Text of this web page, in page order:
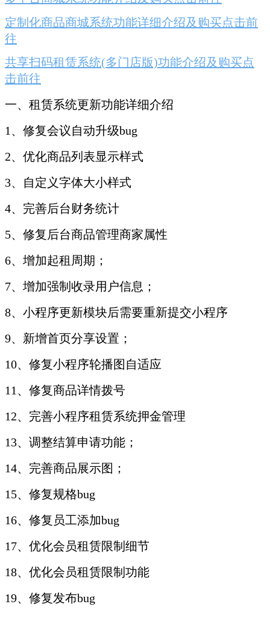
定制化商品商城系统功能详细介绍及购买点击前
往
共享扫码租赁系统(多门店版)功能介绍及购买点
击前往
一、租赁系统更新功能详细介绍
1、修复会议自动升级bug
2、优化商品列表显示样式
3、自定义字体大小样式
4、完善后台财务统计
5、修复后台商品管理商家属性
6、增加起租周期；
7、增加强制收录用户信息；
8、小程序更新模块后需要重新提交小程序
9、新增首页分享设置；
10、修复小程序轮播图自适应
11、修复商品详情拨号
12、完善小程序租赁系统押金管理
13、调整结算申请功能；
14、完善商品展示图；
15、修复规格bug
16、修复员工添加bug
17、优化会员租赁限制细节
18、优化会员租赁限制功能
19、修复发布bug